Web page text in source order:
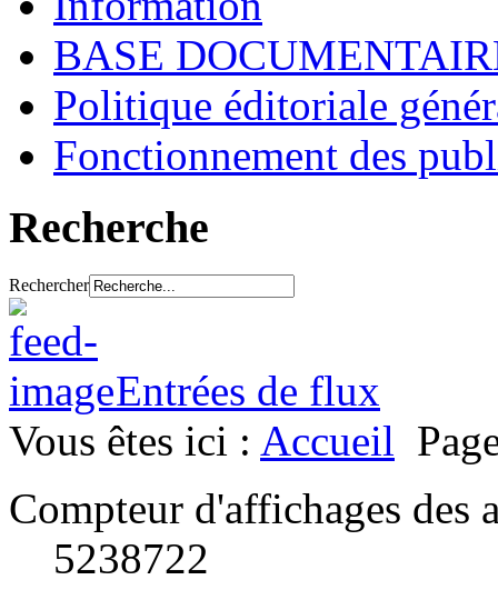
BASE
Politique éditoriale
Fonctionnement des
Recherche
Rechercher
Entrées de flux
Vous êtes ici : Accueil
Compteur d'affichages des
5238722